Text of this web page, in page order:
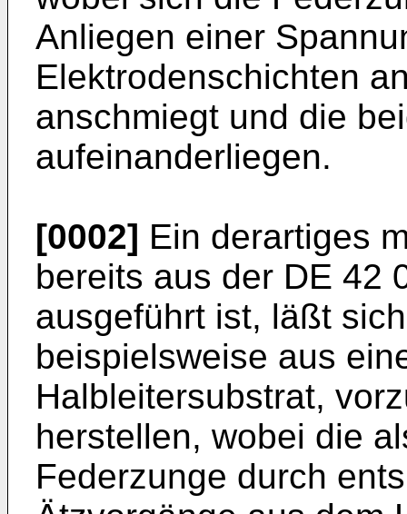
Anliegen einer
Elektrodenschichten
anschmiegt und die
aufeinanderliegen.
[0002] Ein derartiges
bereits aus der DE 42
ausgeführt ist, läßt
beispielsweise aus
Halbleitersubstrat,
herstellen, wobei die
Federzunge durch